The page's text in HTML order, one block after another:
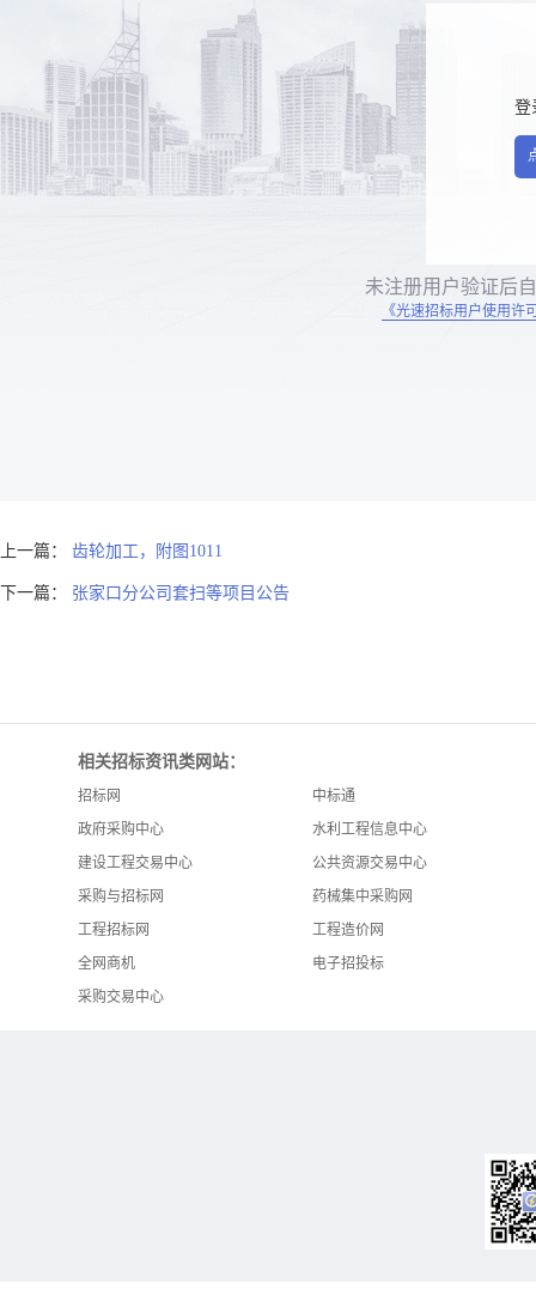
登
未注册用户验证后
《光速招标用户使用许
上一篇： 齿轮加工，附图1011
下一篇： 张家口分公司套扫等项目公告
相关招标资讯类网站：
招标网
中标通
政府采购中心
水利工程信息中心
建设工程交易中心
公共资源交易中心
采购与招标网
药械集中采购网
工程招标网
工程造价网
全网商机
电子招投标
采购交易中心